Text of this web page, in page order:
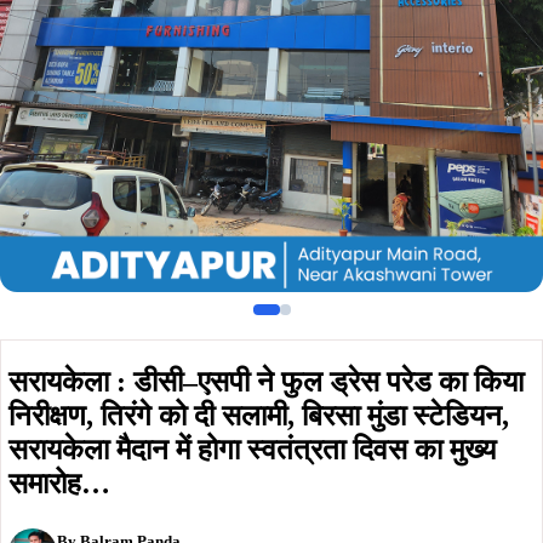
निरीक्षण, तिरंगे को दी सलामी, बिरसा मुंडा स्टेडियन,
सरायकेला मैदान में होगा स्वतंत्रता दिवस का मुख्य
समारोह…
ByBalram Panda
Published on:August 13, 2024